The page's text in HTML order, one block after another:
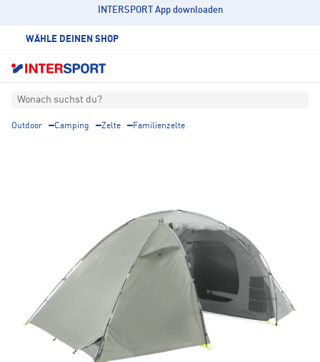
INTERSPORT App downloaden
WÄHLE DEINEN SHOP
Wonach suchst du?
Outdoor Camping Zelte Familienzelte